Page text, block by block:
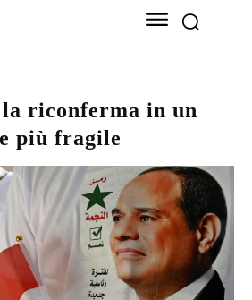
riconferma in un
più fragile